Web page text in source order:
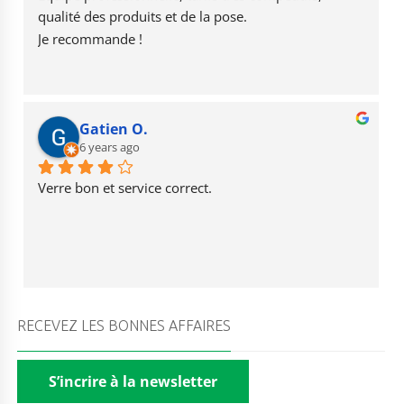
k
qualité des produits et de la pose.
Je recommande !
Gatien O.
6 years ago
Verre bon et service correct.
RECEVEZ LES BONNES AFFAIRES
S’incrire à la newsletter